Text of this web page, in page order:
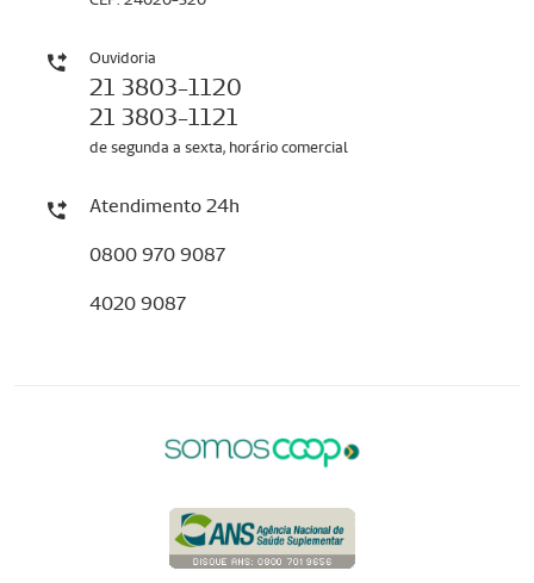
Ouvidoria
21 3803-1120
21 3803-1121
de segunda a sexta, horário comercial
Atendimento 24h
0800 970 9087
4020 9087